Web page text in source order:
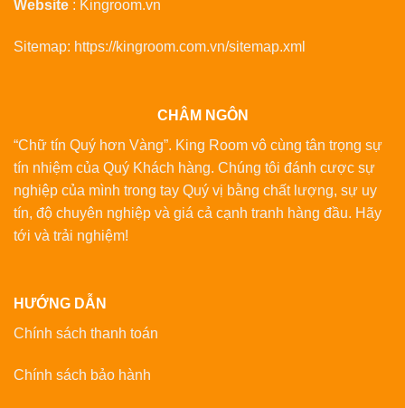
Website : Kingroom.vn
Sitemap: https://kingroom.com.vn/sitemap.xml
CHÂM NGÔN
“Chữ tín Quý hơn Vàng”. King Room vô cùng tân trọng sự
tín nhiệm của Quý Khách hàng. Chúng tôi đánh cược sự
nghiệp của mình trong tay Quý vị bằng chất lượng, sự uy
tín, độ chuyên nghiệp và giá cả cạnh tranh hàng đầu. Hãy
tới và trải nghiệm!
HƯỚNG DẪN
Chính sách thanh toán
Chính sách bảo hành